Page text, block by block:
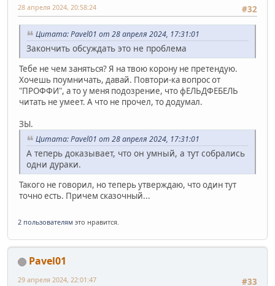
#32
28 апреля 2024, 20:58:24
Цитата: Pavel01 от 28 апреля 2024, 17:31:01
Закончить обсуждать это не проблема
Тебе не чем заняться? Я на твою корону не претендую.
Хочешь поумничать, давай. Повтори-ка вопрос от
"ПРОФФИ", а то у меня подозрение, что фЕЛЬДФЕБЕЛЬ
читать не умеет. А что не прочел, то додумал.
ЗЫ.
Цитата: Pavel01 от 28 апреля 2024, 17:31:01
А теперь доказывает, что он умный, а тут собрались
одни дураки.
Такого не говорил, но теперь утверждаю, что один тут
точно есть. Причем сказочный...
2 пользователям это нравится.
Pavel01
#33
29 апреля 2024, 22:01:47